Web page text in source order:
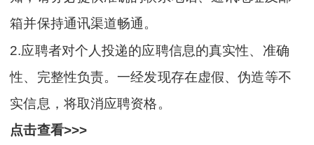
箱并保持通讯渠道畅通。
2.应聘者对个人投递的应聘信息的真实性、准确
性、完整性负责。一经发现存在虚假、伪造等不
实信息，将取消应聘资格。
点击查看>>>